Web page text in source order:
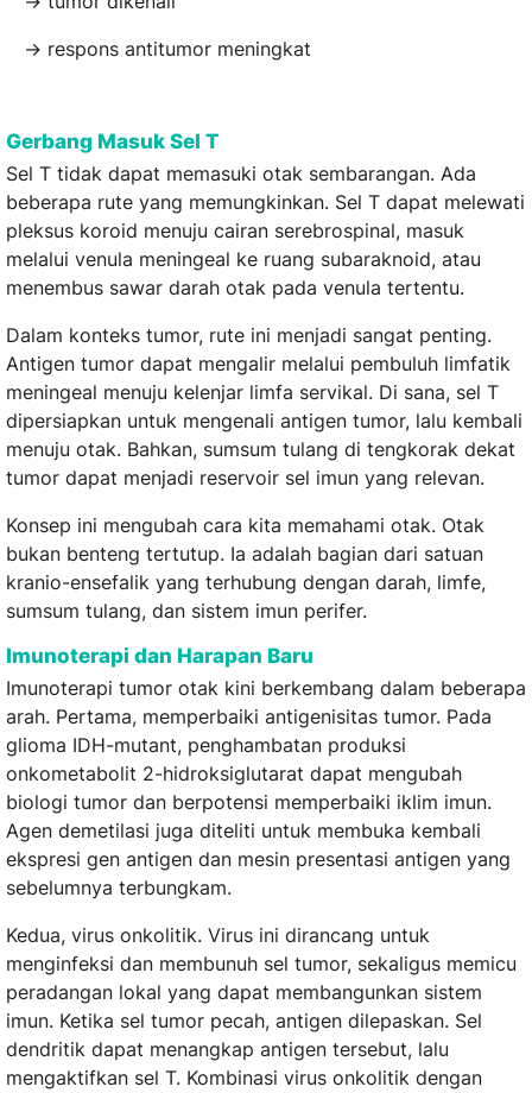
→ respons antitumor meningkat
Gerbang Masuk Sel T
Sel T tidak dapat memasuki otak sembarangan. Ada
beberapa rute yang memungkinkan. Sel T dapat melewati
pleksus koroid menuju cairan serebrospinal, masuk
melalui venula meningeal ke ruang subaraknoid, atau
menembus sawar darah otak pada venula tertentu.
Dalam konteks tumor, rute ini menjadi sangat penting.
Antigen tumor dapat mengalir melalui pembuluh limfatik
meningeal menuju kelenjar limfa servikal. Di sana, sel T
dipersiapkan untuk mengenali antigen tumor, lalu kembali
menuju otak. Bahkan, sumsum tulang di tengkorak dekat
tumor dapat menjadi reservoir sel imun yang relevan.
Konsep ini mengubah cara kita memahami otak. Otak
bukan benteng tertutup. Ia adalah bagian dari satuan
kranio-ensefalik yang terhubung dengan darah, limfe,
sumsum tulang, dan sistem imun perifer.
Imunoterapi dan Harapan Baru
Imunoterapi tumor otak kini berkembang dalam beberapa
arah. Pertama, memperbaiki antigenisitas tumor. Pada
glioma IDH-mutant, penghambatan produksi
onkometabolit 2-hidroksiglutarat dapat mengubah
biologi tumor dan berpotensi memperbaiki iklim imun.
Agen demetilasi juga diteliti untuk membuka kembali
ekspresi gen antigen dan mesin presentasi antigen yang
sebelumnya terbungkam.
Kedua, virus onkolitik. Virus ini dirancang untuk
menginfeksi dan membunuh sel tumor, sekaligus memicu
peradangan lokal yang dapat membangunkan sistem
imun. Ketika sel tumor pecah, antigen dilepaskan. Sel
dendritik dapat menangkap antigen tersebut, lalu
mengaktifkan sel T. Kombinasi virus onkolitik dengan